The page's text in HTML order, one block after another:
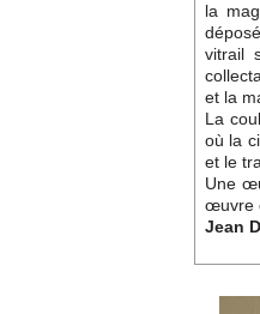
la
vitrail
et la
La
où la
et le
Une
œuvre
Jean